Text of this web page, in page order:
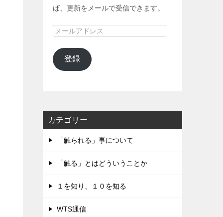
ば、更新をメールで受信できます。
メ
ル
ア
登録
カテゴリー
「触られる」事について
「触る」とはどういうことか
１を知り、１０を知る
WTS通信